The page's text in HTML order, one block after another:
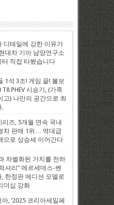
디테일에 강한 이유가
대차 기아 남양연구소
터 직접 타봤습니다
1석 3조! 게임 끝! 볼보
T8 PHEV 시승기, (가족
고) 나만의 공간으로 최
.
리즈, 5개월 연속 국내
차 판매 1위… 역대급
으로 상승세 이어간다
차별화된 가치를 전하
셔리” 메르세데스-벤
, 한정판 에디션 모델로
더십 강화
, ‘2025 코리아세일페